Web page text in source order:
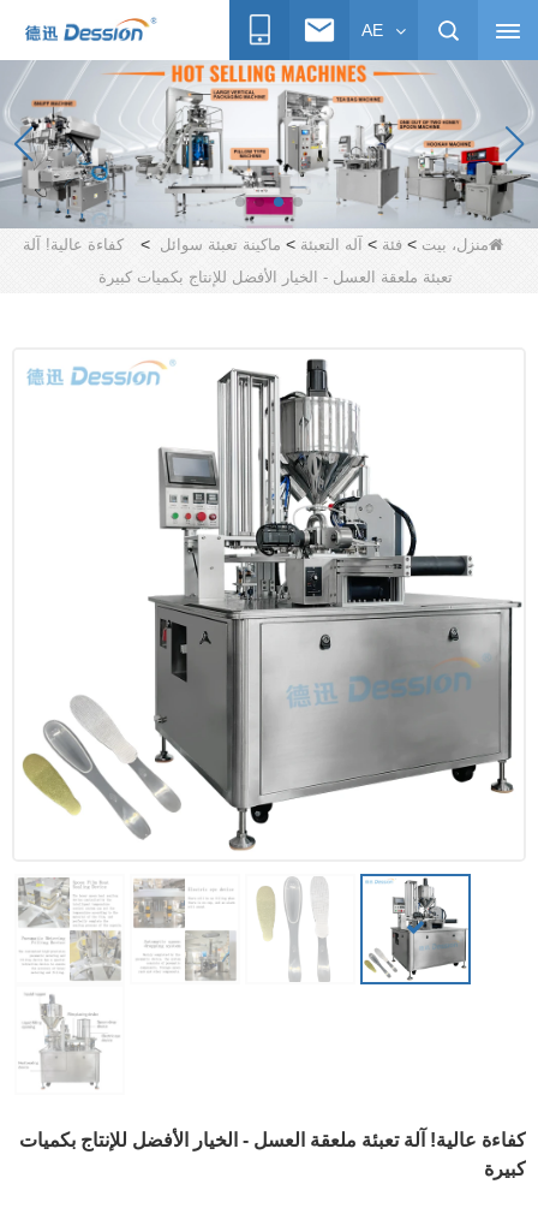
AE
منزل، بيت > فئة > آله التعبئة > ماكينة تعبئة سوائل >
كفاءة عالية! آلة
تعبئة ملعقة العسل - الخيار الأفضل للإنتاج بكميات كبيرة
كفاءة عالية! آلة تعبئة ملعقة العسل - الخيار الأفضل للإنتاج بكميات
كبيرة